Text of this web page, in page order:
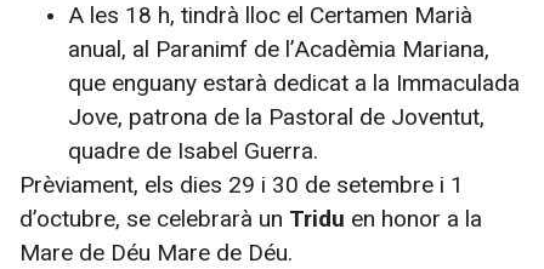
A les 18 h, tindrà lloc el Certamen Marià
anual, al Paranimf de l’Acadèmia Mariana,
que enguany estarà dedicat a la Immaculada
Jove, patrona de la Pastoral de Joventut,
quadre de Isabel Guerra.
Prèviament, els dies 29 i 30 de setembre i 1
d’octubre, se celebrarà un Tridu en honor a la
Mare de Déu Mare de Déu.